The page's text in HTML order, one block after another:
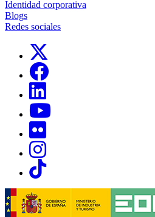
Identidad corporativa
Blogs
Redes sociales
Links, Opens in this window
Links, Opens in this window
Links, Opens in this window
Links, Opens in this window
Links, Opens in this window